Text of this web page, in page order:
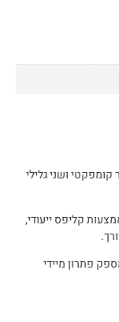
ושני גלילי
קליפס ייעודי,
פתרון מיידי